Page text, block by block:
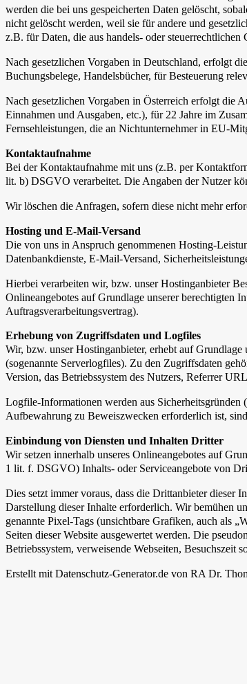
werden die bei uns gespeicherten Daten gelöscht,
nicht gelöscht werden, weil sie für andere und
z.B. für Daten, die aus handels- oder steuerrechtlichen
Nach gesetzlichen Vorgaben in Deutschland, erfolgt
Buchungsbelege, Handelsbücher, für Besteuerung
Nach gesetzlichen Vorgaben in Österreich erfolgt die
Einnahmen und Ausgaben, etc.), für 22 Jahre im
Fernsehleistungen, die an Nichtunternehmer in EU-
Kontaktaufnahme
Bei der Kontaktaufnahme mit uns (z.B. per
lit. b) DSGVO verarbeitet. Die Angaben der Nutzer
Wir löschen die Anfragen, sofern diese nicht mehr
Hosting und E-Mail-Versand
Die von uns in Anspruch genommenen Hosting-
Datenbankdienste, E-Mail-Versand,
Hierbei verarbeiten wir, bzw. unser Hostinganbieter
Onlineangebotes auf Grundlage unserer berechtigten
Auftragsverarbeitungsvertrag).
Erhebung von Zugriffsdaten und Logfiles
Wir, bzw. unser Hostinganbieter, erhebt auf
(sogenannte Serverlogfiles). Zu den Zugriffsdaten
Version, das Betriebssystem des Nutzers, Referrer
Logfile-Informationen werden aus
Aufbewahrung zu Beweiszwecken erforderlich ist,
Einbindung von Diensten und Inhalten Dritter
Wir setzen innerhalb unseres Onlineangebotes auf
1 lit. f. DSGVO) Inhalts- oder Serviceangebote von
Dies setzt immer voraus, dass die Drittanbieter dieser
Darstellung dieser Inhalte erforderlich. Wir bemühen
genannte Pixel-Tags (unsichtbare Grafiken, auch als
Seiten dieser Website ausgewertet werden. Die
Betriebssystem, verweisende Webseiten, Besuchszeit
Erstellt mit Datenschutz-Generator.de von RA Dr.